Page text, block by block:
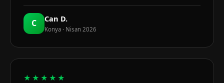
C Can D.
Konya · Nisan 2026
★★★★★